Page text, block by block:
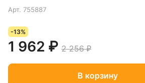
Арт. 755887
-13%
1 962 ₽ 2 256 ₽
В корзину